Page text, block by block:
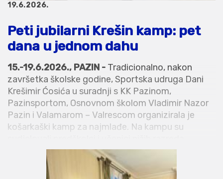
19.6.2026.
Peti jubilarni Krešin kamp: pet
dana u jednom dahu
15.-19.6.2026., PAZIN - Tradicionalno, nakon
završetka školske godine, Sportska udruga Dani
Krešimir Ćosića u suradnji s KK Pazinom,
Pazinsportom, Osnovnom školom Vladimir Nazor
Pazin i Valamarom – Valrescom organizirala je
košarkaški kamp za najmlađe. Na kampu su
osnovne škole.
Pet dana petog jubilarnog Krešinog kampa prošlo